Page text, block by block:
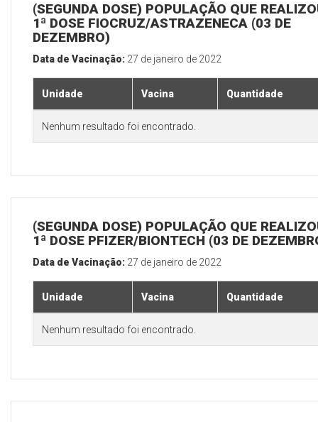
(SEGUNDA DOSE) POPULAÇÃO QUE
1ª DOSE FIOCRUZ/ASTRAZENECA (03 DE
DEZEMBRO)
Data de Vacinação: 27 de janeiro de 2022
Unidade Vacina Quantidade
Nenhum resultado foi encontrado.
(SEGUNDA DOSE) POPULAÇÃO QUE
1ª DOSE PFIZER/BIONTECH (03 DE
Data de Vacinação: 27 de janeiro de 2022
Unidade Vacina Quantidade
Nenhum resultado foi encontrado.